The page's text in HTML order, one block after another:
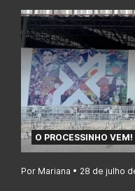
O PROCESSINHO VEM!
Por Mariana • 28 de julho